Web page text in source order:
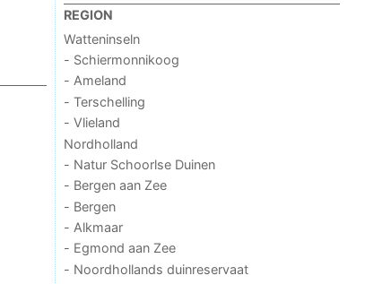
REGION
Watteninseln
- Schiermonnikoog
- Ameland
- Terschelling
- Vlieland
Nordholland
- Natur Schoorlse Duinen
- Bergen aan Zee
- Bergen
- Alkmaar
- Egmond aan Zee
- Noordhollands duinreservaat